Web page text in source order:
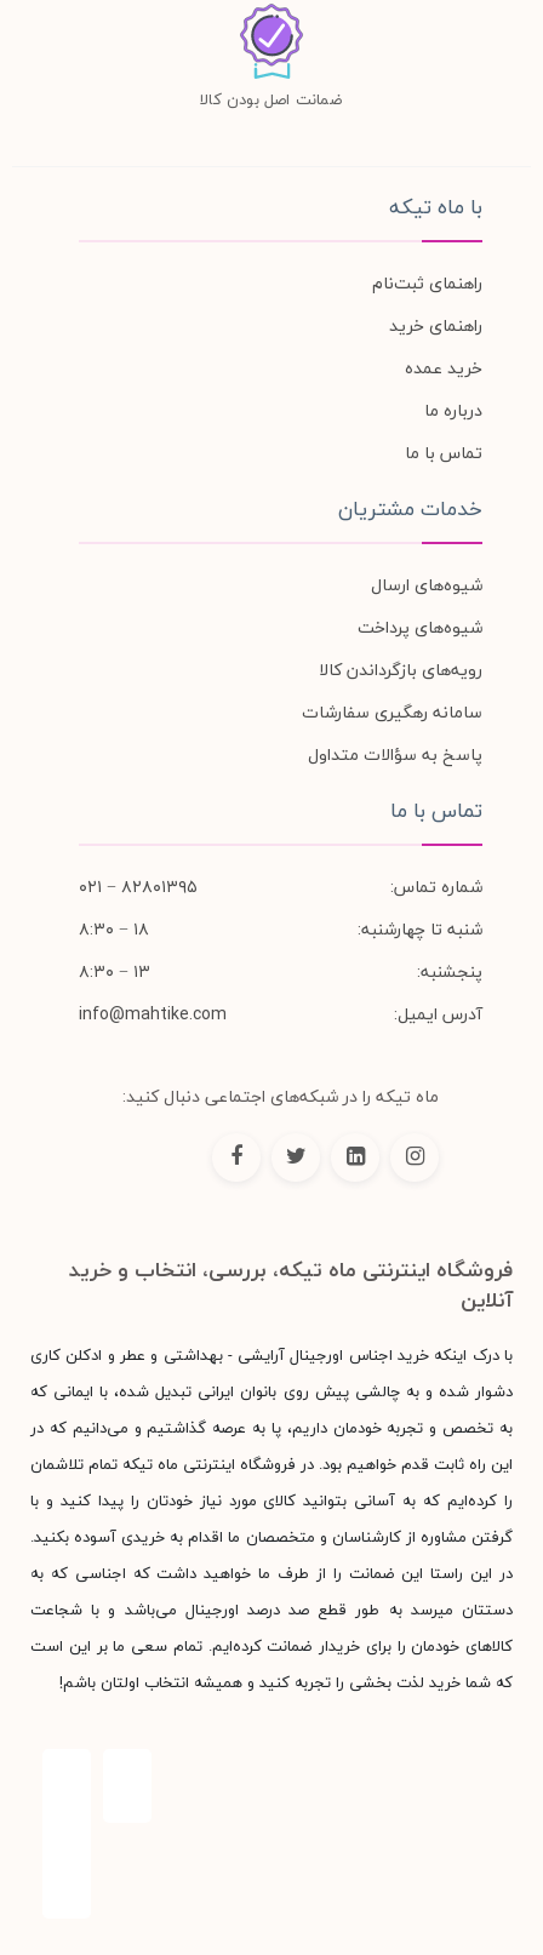
ضمانت اصل بودن کالا
با ماه تیکه
راهنمای ثبت‌نام
راهنمای خرید
خرید عمده
درباره ما
تماس با ما
خدمات مشتریان
شیوه‌های ارسال
شیوه‌های پرداخت
رویه‌های بازگرداندن کالا
سامانه رهگیری سفارشات
پاسخ به سؤالات متداول
تماس با ما
شماره تماس:
۸۲۸۰۱۳۹۵ − ۰۲۱
شنبه تا چهارشنبه:
۱۸ − ۸:۳۰
پنجشنبه:
۱۳ − ۸:۳۰
آدرس ایمیل:
info@mahtike.com
ماه تیکه را در شبکه‌های اجتماعی دنبال کنید:
فروشگاه اینترنتی ماه تیکه، بررسی، انتخاب و خرید
آنلاین
با درک اینکه خرید اجناس اورجینال آرایشی - بهداشتی و عطر و ادکلن کاری
دشوار شده و به چالشی پیش روی بانوان ایرانی تبدیل شده، با ایمانی که
به تخصص و تجربه خودمان داریم، پا به عرصه گذاشتیم و می‌دانیم که در
این راه ثابت قدم خواهیم بود. در فروشگاه اینترنتی ماه تیکه تمام تلاشمان
را کرده‌ایم که به آسانی بتوانید کالای مورد نیاز خودتان را پیدا کنید و با
گرفتن مشاوره از کارشناسان و متخصصان ما اقدام به خریدی آسوده بکنید.
در این راستا این ضمانت را از طرف ما خواهید داشت که اجناسی که به
دستتان میرسد به طور قطع صد درصد اورجینال می‌باشد و با شجاعت
کالاهای خودمان را برای خریدار ضمانت کرده‌ایم. تمام سعی ما بر این است
که شما خرید لذت بخشی را تجربه کنید و همیشه انتخاب اولتان باشم!